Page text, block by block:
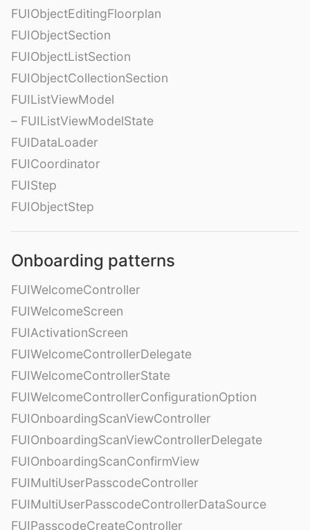
FUIObjectEditingFloorplan
FUIObjectSection
FUIObjectListSection
FUIObjectCollectionSection
FUIListViewModel
– FUIListViewModelState
FUIDataLoader
FUICoordinator
FUIStep
FUIObjectStep
Onboarding patterns
FUIWelcomeController
FUIWelcomeScreen
FUIActivationScreen
FUIWelcomeControllerDelegate
FUIWelcomeControllerState
FUIWelcomeControllerConfigurationOption
FUIOnboardingScanViewController
FUIOnboardingScanViewControllerDelegate
FUIOnboardingScanConfirmView
FUIMultiUserPasscodeController
FUIMultiUserPasscodeControllerDataSource
FUIPasscodeCreateController